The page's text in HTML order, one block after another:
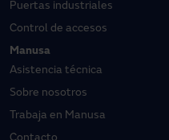
Puertas industriales
Control de accesos
Manusa
Asistencia técnica
Sobre nosotros
Trabaja en Manusa